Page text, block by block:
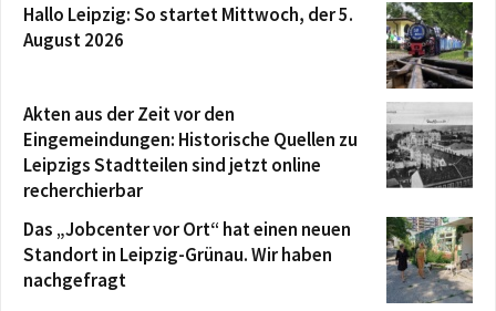
Hallo Leipzig: So startet Mittwoch, der 5.
August 2026
Akten aus der Zeit vor den
Eingemeindungen: Historische Quellen zu
Leipzigs Stadtteilen sind jetzt online
recherchierbar
Das „Jobcenter vor Ort“ hat einen neuen
Standort in Leipzig-Grünau. Wir haben
nachgefragt